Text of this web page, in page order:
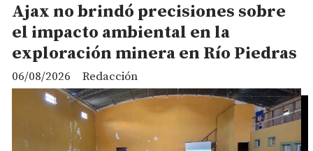
Ajax no brindó precisiones sobre
el impacto ambiental en la
exploración minera en Río Piedras
Redacción
06/08/2026